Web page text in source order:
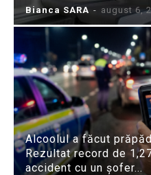
Bianca SARA - august 6,
Alcoolul a făcut
Rezultat record de
accident cu un șofer...